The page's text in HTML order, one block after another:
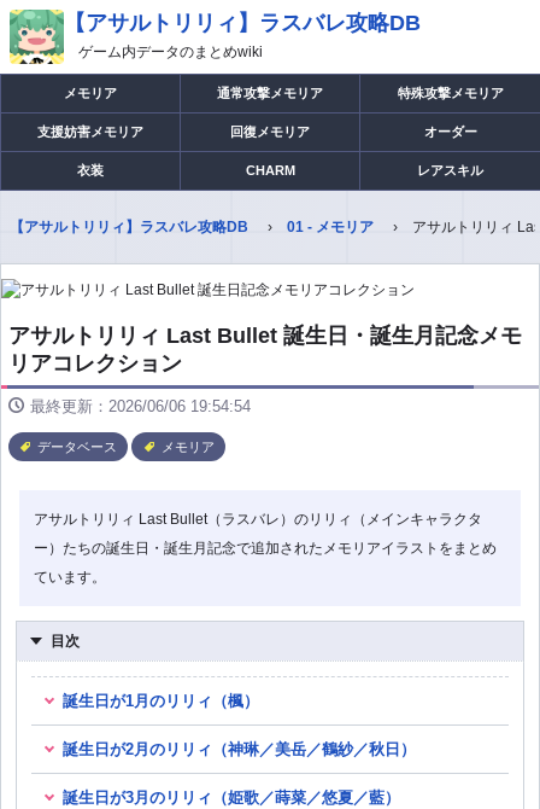
【アサルトリリィ】ラスバレ攻略DB
ゲーム内データのまとめwiki
メモリア 通常攻撃メモリア 特殊攻撃メモリア
支援妨害メモリア 回復メモリア オーダー
衣装 CHARM レアスキル
【アサルトリリィ】ラスバレ攻略DB 01 - メモリア アサルトリリィ
アサルトリリィ Last Bullet 誕生日・誕生月記念メモ
リアコレクション
最終更新：2026/06/06 19:54:54
データベース メモリア
アサルトリリィ Last Bullet（ラスバレ）のリリィ（メインキャラクタ
ー）たちの誕生日・誕生月記念で追加されたメモリアイラストをまとめ
ています。
目次
誕生日が1月のリリィ（楓）
誕生日が2月のリリィ（神琳／美岳／鶴紗／秋日）
誕生日が3月のリリィ（姫歌／蒔菜／悠夏／藍）